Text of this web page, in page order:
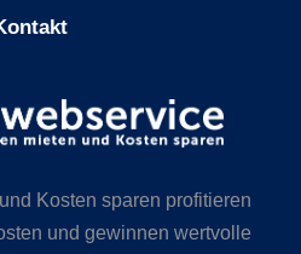
Kosten sparen profitieren
und gewinnen wertvolle